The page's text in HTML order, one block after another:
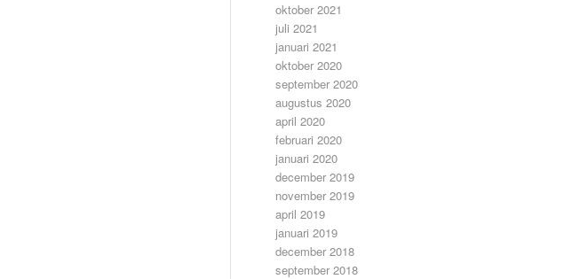
oktober 2021
juli 2021
januari 2021
oktober 2020
september 2020
augustus 2020
april 2020
februari 2020
januari 2020
december 2019
november 2019
april 2019
januari 2019
december 2018
september 2018